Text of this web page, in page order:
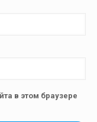
в этом браузере